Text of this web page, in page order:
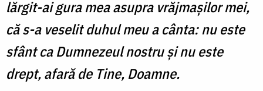
lărgit-ai gura mea asupra vrăjmaşilor mei,
că s-a veselit duhul meu a cânta: nu este
sfânt ca Dumnezeul nostru şi nu este
drept, afară de Tine, Doamne.